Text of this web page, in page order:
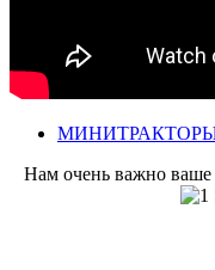
Нам очень важно ваше